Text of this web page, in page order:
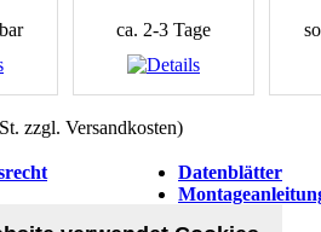
ca. 2-3 Tage
zzgl. Versandkosten)
Datenblätter